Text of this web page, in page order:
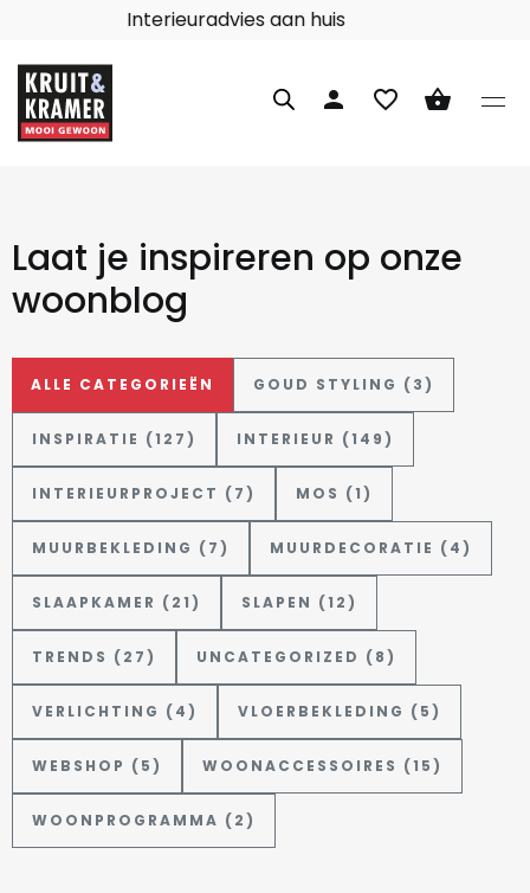
Interieuradvies aan huis
person favorite_border shopping_basket
Laat je inspireren op onze
woonblog
ALLE CATEGORIEËN GOUD STYLING (3)
INSPIRATIE (127) INTERIEUR (149)
INTERIEURPROJECT (7) MOS (1)
MUURBEKLEDING (7) MUURDECORATIE (4)
SLAAPKAMER (21) SLAPEN (12)
TRENDS (27) UNCATEGORIZED (8)
VERLICHTING (4) VLOERBEKLEDING (5)
WEBSHOP (5) WOONACCESSOIRES (15)
WOONPROGRAMMA (2)